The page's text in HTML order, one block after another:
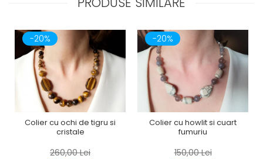
-20%
Colier cu ochi de tigru si
cristale
260,00 Lei
-20%
Colier cu howlit si cuart
fumuriu
150,00 Lei